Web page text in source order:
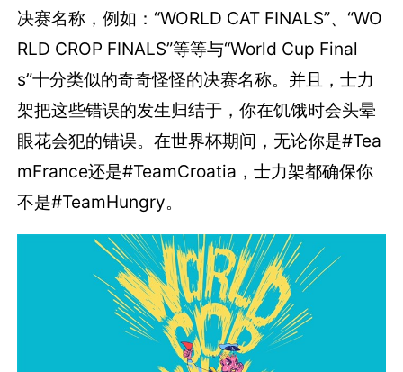
决赛名称，例如：“WORLD CAT FINALS”、“WO
RLD CROP FINALS”等等与“World Cup Final
s”十分类似的奇奇怪怪的决赛名称。并且，士力
架把这些错误的发生归结于，你在饥饿时会头晕
眼花会犯的错误。在世界杯期间，无论你是#Tea
mFrance还是#TeamCroatia，士力架都确保你
不是#TeamHungry。